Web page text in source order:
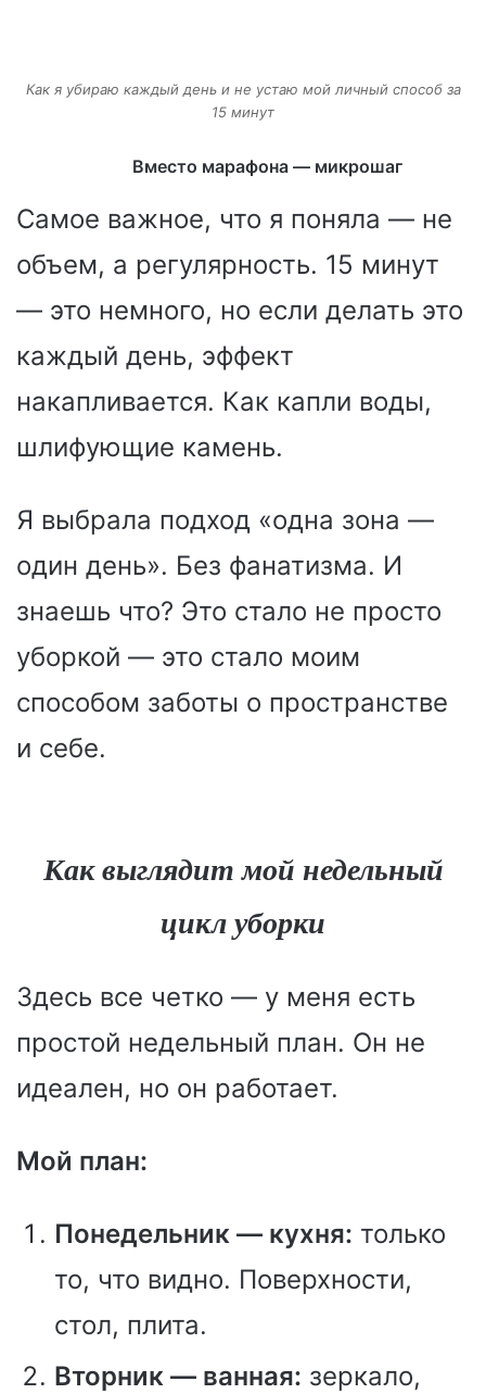
Как я убираю каждый день и не устаю мой личный способ за
15 минут
Вместо марафона — микрошаг
Самое важное, что я поняла — не
объем, а регулярность. 15 минут
— это немного, но если делать это
каждый день, эффект
накапливается. Как капли воды,
шлифующие камень.
Я выбрала подход «одна зона —
один день». Без фанатизма. И
знаешь что? Это стало не просто
уборкой — это стало моим
способом заботы о пространстве
и себе.
Как выглядит мой недельный
цикл уборки
Здесь все четко — у меня есть
простой недельный план. Он не
идеален, но он работает.
Мой план:
Понедельник — кухня: только
то, что видно. Поверхности,
стол, плита.
Вторник — ванная: зеркало,